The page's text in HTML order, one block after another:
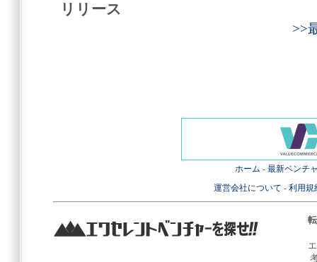
リリース
>>
ホーム - 最新ベンチ
運営会社について - 利用規